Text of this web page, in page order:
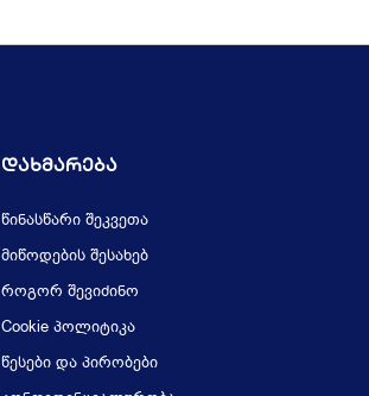
Დახმარება
წინასწარი შეკვეთა
მიწოდების შესახებ
როგორ შევიძინო
Cookie პოლიტიკა
წესები და პირობები